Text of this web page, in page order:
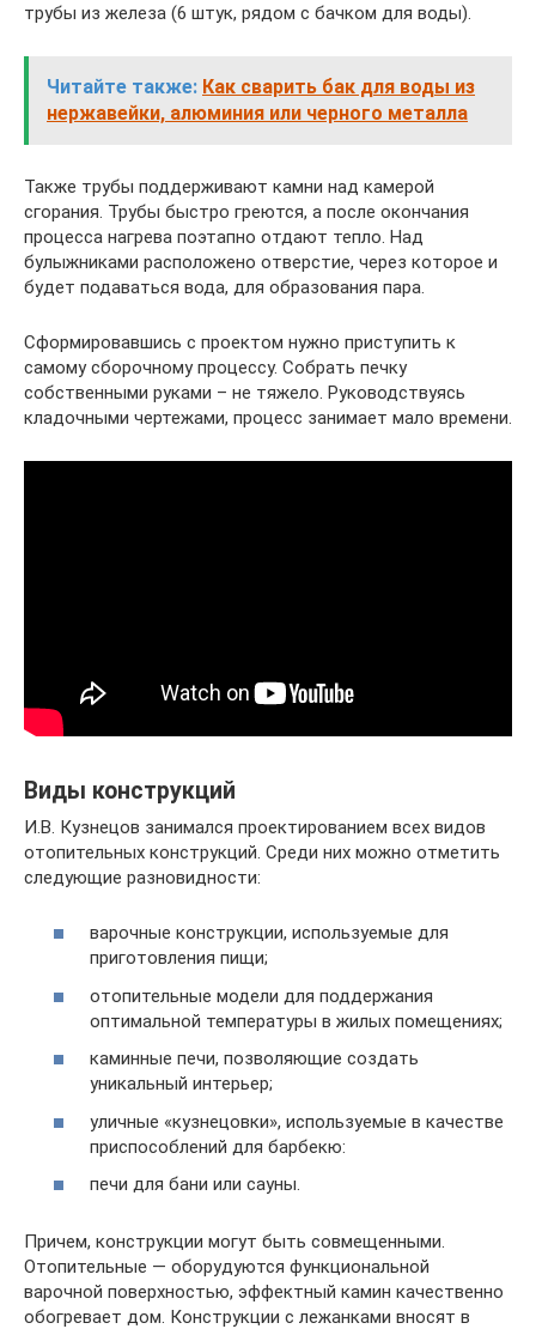
трубы из железа (6 штук, рядом с бачком для воды).
Читайте также: Как сварить бак для воды из
нержавейки, алюминия или черного металла
Также трубы поддерживают камни над камерой
сгорания. Трубы быстро греются, а после окончания
процесса нагрева поэтапно отдают тепло. Над
булыжниками расположено отверстие, через которое и
будет подаваться вода, для образования пара.
Сформировавшись с проектом нужно приступить к
самому сборочному процессу. Собрать печку
собственными руками – не тяжело. Руководствуясь
кладочными чертежами, процесс занимает мало времени.
Виды конструкций
И.В. Кузнецов занимался проектированием всех видов
отопительных конструкций. Среди них можно отметить
следующие разновидности:
варочные конструкции, используемые для
приготовления пищи;
отопительные модели для поддержания
оптимальной температуры в жилых помещениях;
каминные печи, позволяющие создать
уникальный интерьер;
уличные «кузнецовки», используемые в качестве
приспособлений для барбекю:
печи для бани или сауны.
Причем, конструкции могут быть совмещенными.
Отопительные — оборудуются функциональной
варочной поверхностью, эффектный камин качественно
обогревает дом. Конструкции с лежанками вносят в